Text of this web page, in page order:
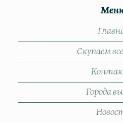
Скупаем
Города